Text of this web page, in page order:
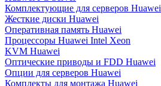
Комплектующие для серверов Huawei
Жесткие диски Huawei
Оперативная память Huawei
Процессоры Huawei Intel Xeon
KVM Huawei
Оптические приводы и FDD Huawei
Опции для серверов Huawei
Комплекты для монтажа Huawei